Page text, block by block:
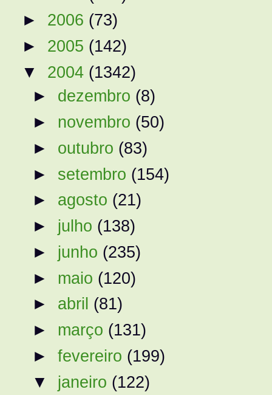
► 2006 (73)
► 2005 (142)
▼ 2004 (1342)
► dezembro (8)
► novembro (50)
► outubro (83)
► setembro (154)
► agosto (21)
► julho (138)
► junho (235)
► maio (120)
► abril (81)
► março (131)
►fevereiro (199)
▼ janeiro (122)